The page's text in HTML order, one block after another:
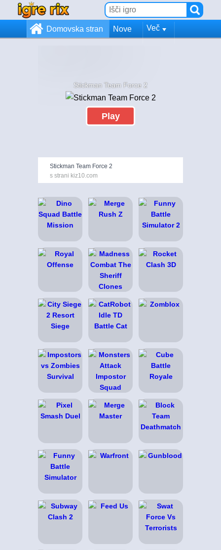
Domovska stran Nove Več
Stickman Team Force 2
Play
Stickman Team Force 2
s strani kiz10.com